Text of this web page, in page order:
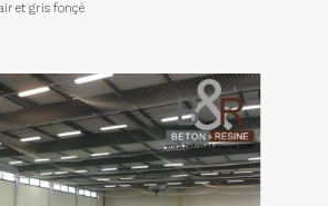
et gris fonçé